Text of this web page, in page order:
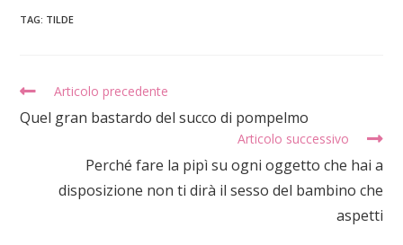
TAG: TILDE
Articolo precedente
Quel gran bastardo del succo di pompelmo
Articolo successivo
Perché fare la pipì su ogni oggetto che hai a
disposizione non ti dirà il sesso del bambino che
aspetti